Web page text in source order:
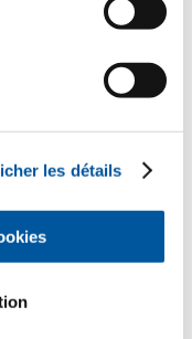
les détails